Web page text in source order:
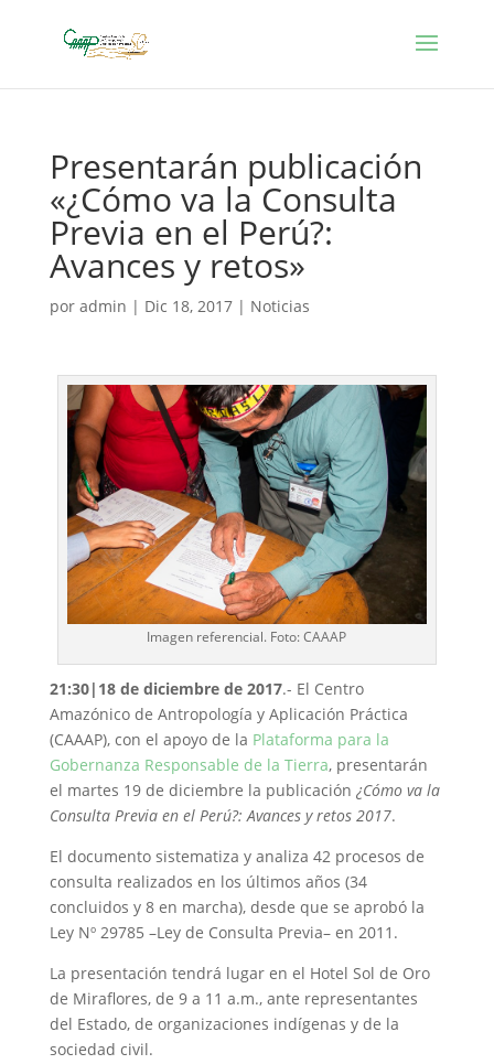
Presentarán publicación
«¿Cómo va la Consulta
Previa en el Perú?:
Avances y retos»
por admin | Dic 18, 2017| Noticias
Imagen referencial. Foto: CAAAP
21:30|18 de diciembre de 2017.- El Centro
Amazónico de Antropología y Aplicación Práctica
(CAAAP), con el apoyo de la Plataforma para la
Gobernanza Responsable de la Tierra, presentarán
el martes 19 de diciembre la publicación ¿Cómo va la
Consulta Previa en el Perú?: Avances y retos 2017.
El documento sistematiza y analiza 42 procesos de
consulta realizados en los últimos años (34
concluidos y 8 en marcha), desde que se aprobó la
Ley Nº 29785 –Ley de Consulta Previa– en 2011.
La presentación tendrá lugar en el Hotel Sol de Oro
de Miraflores, de 9 a 11 a.m., ante representantes
del Estado, de organizaciones indígenas y de la
sociedad civil.